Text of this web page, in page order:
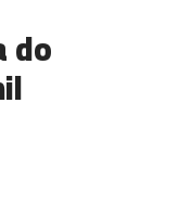
do